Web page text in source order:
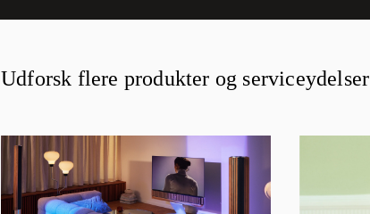
Udforsk flere produkter og serviceydelser